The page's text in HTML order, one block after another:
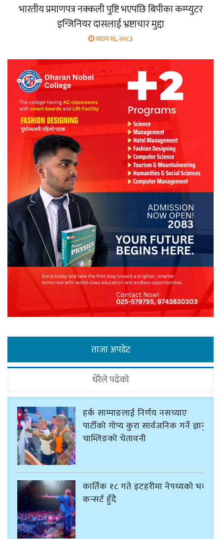
भारतीय प्रमाणपत्र नक्कली पुष्टि भएपछि बिपीका कम्प्युटर
इन्जिनियर दासलाई भ्रष्टाचार मुद्दा
साउन १६, २०८३
ताजा अपडेट
धेरैले पढेको
हर्क साम्पाङलाई निर्णय नसच्याए
पार्टीको गोप्य कुरा सार्वजनिक गर्ने ज्ञानु
चाम्लिङको चेतावनी
कार्तिक १८ गते इटहरीमा नेपथ्यको भव्य
कन्सर्ट हुँदै